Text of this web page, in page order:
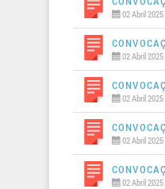
02 Abril 2025
02 Abril 2025
02 Abril 2025
02 Abril 2025
02 Abril 2025